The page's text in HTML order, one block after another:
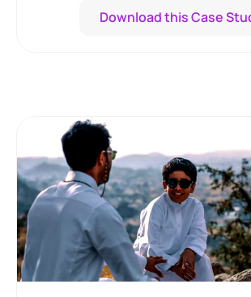
Download this Case